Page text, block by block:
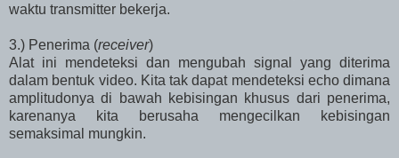
waktu transmitter bekerja.
3.) Penerima (receiver)
Alat ini mendeteksi dan mengubah signal yang diterima
dalam bentuk video. Kita tak dapat mendeteksi echo dimana
amplitudonya di bawah kebisingan khusus dari penerima,
karenanya kita berusaha mengecilkan kebisingan
semaksimal mungkin.